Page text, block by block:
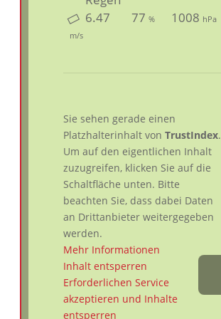
6.47
m/s
77 % 1008 hPa
Sie sehen gerade einen
Platzhalterinhalt vonTrustIndex.
Um auf den eigentlichen Inhalt
zuzugreifen, klicken Sie auf die
Schaltfläche unten. Bitte
beachten Sie, dass dabei Daten
an Drittanbieter weitergegeben
werden.
Mehr Informationen
Inhalt entsperren
Erforderlichen Service
akzeptieren und Inhalte
entsperren